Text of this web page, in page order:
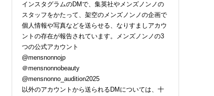
インスタグラムのDMで、集英社やメンズノンノの
スタッフをかたって、架空のメンズノンノの企画で
個人情報や写真などを送らせる、なりすましアカウ
ントの存在が報告されています。メンズノンノの3
つの公式アカウント
@mensnonnojp
＠mensnonnobeauty
@mensnonno_audition2025
以外のアカウントから送られるDMについては、十